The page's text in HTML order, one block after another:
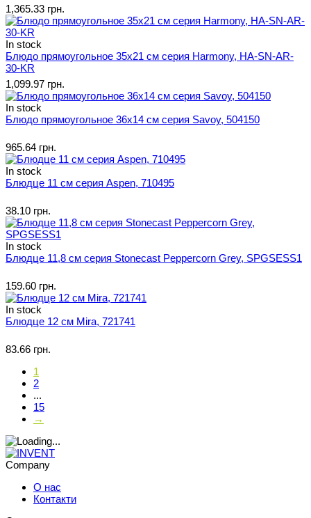
1,365.33 грн.
In stock
Блюдо прямоугольное 35х21 см серия Harmony, HA-SN-AR-
30-KR
1,099.97 грн.
In stock
Блюдо прямоугольное 36х14 см серия Savoy, 504150
965.64 грн.
In stock
Блюдце 11 см серия Aspen, 710495
38.10 грн.
In stock
Блюдце 11,8 см серия Stonecast Peppercorn Grey, SPGSESS1
159.60 грн.
In stock
Блюдце 12 см Mira, 721741
83.66 грн.
1
2
...
15
→
Company
О нас
Контакти